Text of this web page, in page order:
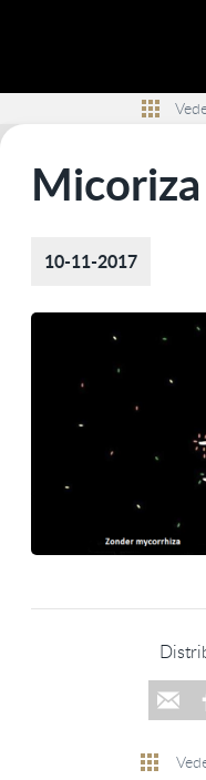
Micoriza
10-11-2017